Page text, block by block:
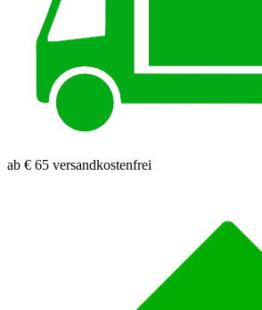
ab € 65 versandkostenfrei